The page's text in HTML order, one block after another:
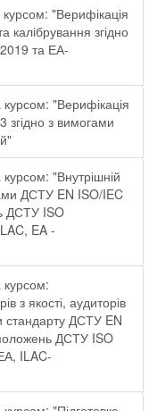
"Верифікація
калібрування згідно
та ЕА-
"Верифікація
згідно з вимогами
"Внутрішній
ДСТУ EN ISO/IEC
ДСТУ ISO
EA -
курсом:
з якості, аудиторів
стандарту ДСТУ EN
ДСТУ ISO
ILAC-